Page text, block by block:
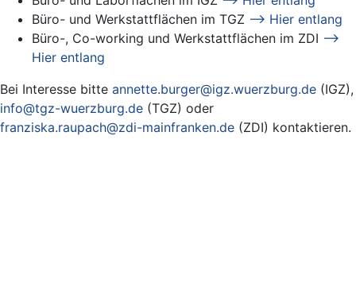
Büro- und Werkstattflächen im TGZ –> Hier entlang
Büro-, Co-working und Werkstattflächen im ZDI –>
Hier entlang
Bei Interesse bitte annette.burger@igz.wuerzburg.de (IGZ),
info@tgz-wuerzburg.de (TGZ) oder
franziska.raupach@zdi-mainfranken.de (ZDI) kontaktieren.